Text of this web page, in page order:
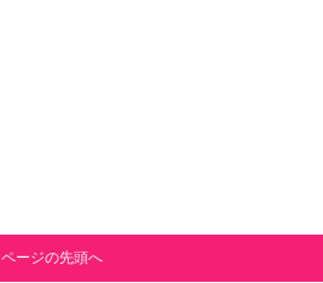
ページの先頭へ